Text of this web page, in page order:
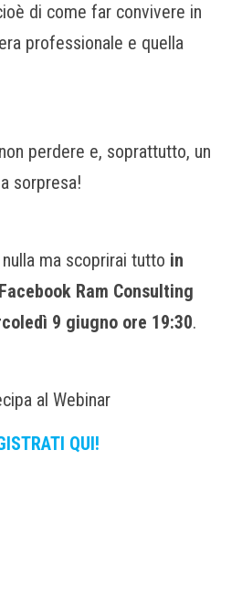
di come far convivere in
professionale e quella
perdere e, soprattutto, un
sorpresa!
ma scoprirai tutto in
Ram Consulting
9 giugno ore 19:30.
al Webinar
QUI!